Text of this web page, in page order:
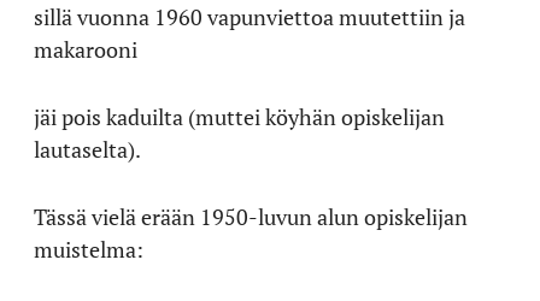
sillä vuonna 1960 vapunviettoa muutettiin ja
makarooni
jäi pois kaduilta (muttei köyhän opiskelijan
lautaselta).
Tässä vielä erään 1950-luvun alun opiskelijan
muistelma: